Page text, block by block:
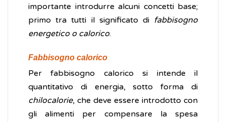
importante introdurre alcuni concetti base;
primo tra tutti il significato di fabbisogno
energetico o calorico.
Fabbisogno calorico
Per fabbisogno calorico si intende il
quantitativo di energia, sotto forma di
chilocalorie, che deve essere introdotto con
gli alimenti per compensare la spesa